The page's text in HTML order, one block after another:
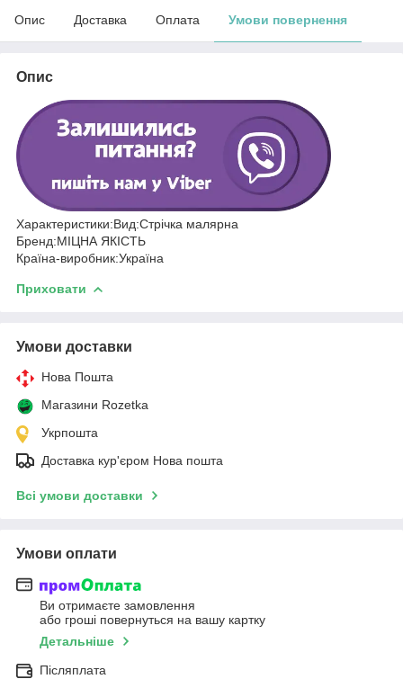
Опис Доставка Оплата Умови повернення
Опис
Характеристики:Вид:Стрічка малярна
Бренд:МІЦНА ЯКІСТЬ
Країна-виробник:Україна
Приховати
Умови доставки
Нова Пошта
Магазини Rozetka
Укрпошта
Доставка кур'єром Нова пошта
Всі умови доставки
Умови оплати
Ви отримаєте замовлення
або гроші повернуться на вашу картку
Детальніше
Післяплата